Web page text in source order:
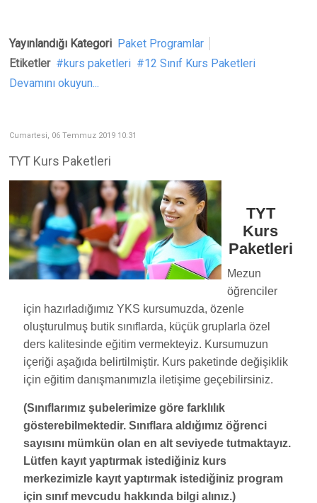
Yayınlandığı Kategori Paket Programlar
Etiketler
kurs paketleri
12 Sınıf Kurs Paketleri
Devamını okuyun...
Cumartesi, 06 Temmuz 2019 10:31
TYT Kurs Paketleri
TYT
Kurs
Paketleri
Mezun
öğrenciler
için hazırladığımız YKS kursumuzda, özenle
oluşturulmuş butik sınıflarda, küçük gruplarla özel
ders kalitesinde eğitim vermekteyiz. Kursumuzun
içeriği aşağıda belirtilmiştir. Kurs paketinde değişiklik
için eğitim danışmanımızla iletişime geçebilirsiniz.
(Sınıflarımız şubelerimize göre farklılık
gösterebilmektedir. Sınıflara aldığımız öğrenci
sayısını mümkün olan en alt seviyede tutmaktayız.
Lütfen kayıt yaptırmak istediğiniz kurs
merkezimizle kayıt yaptırmak istediğiniz program
için sınıf mevcudu hakkında bilgi alınız.)